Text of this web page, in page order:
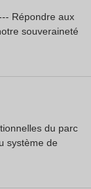
Répondre aux
souveraineté
du parc
système de